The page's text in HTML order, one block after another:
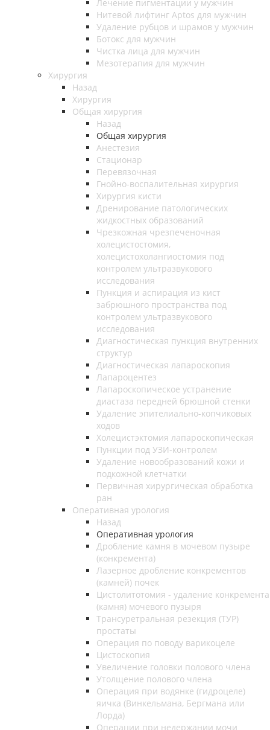
Лечение пигментации у мужчин
Нитевой лифтинг Aptos для мужчин
Удаление рубцов и шрамов у мужчин
Ботокс для мужчин
Чистка лица для мужчин
Мезотерапия для мужчин
Хирургия
Назад
Хирургия
Общая хирургия
Назад
Общая хирургия
Анестезия
Стационар
Перевязочная
Гнойно-воспалительная хирургия
Хирургия кисти
Дренирование патологических
жидкостных образований
Чрезкожная чрезпеченочная
холецистостомия,
холецистохолангиостомия под
контролем ультразвукового
исследования
Пункция и аспирация из кист
забрюшного пространства под
контролем ультразвукового
исследования
Диагностическая пункция внутренних
структур
Диагностическая лапароскопия
Лапароцентез
Лапароскопическое устранение
диастаза передней брюшной стенки
Удаление эпителиально-копчиковых
ходов
Холецистэктомия лапароскопическая
Пункции под УЗИ-контролем
Удаление новообразований кожи и
подкожной клетчатки
Первичная хирургическая обработка
ран
Оперативная урология
Назад
Оперативная урология
Дробление камня в мочевом пузыре
(конкремента)
Лазерное дробление конкрементов
(камней) почек
Цистолитотомия - удаление конкремента
(камня) мочевого пузыря
Трансуретральная резекция (ТУР)
простаты
Операция по поводу варикоцеле
Цистоскопия
Увеличение головки полового члена
Утолщение полового члена
Операция при водянке (гидроцеле)
яичка (Винкельмана, Бергмана или
Лорда)
Операции при недержании мочи